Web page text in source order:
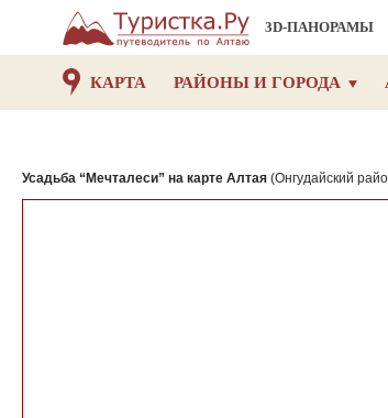
3D-ПАНОРАМЫ
КАРТА РАЙОНЫ И ГОРОДА
Усадьба “Мечталеси” на карте Алтая (Онгудайский